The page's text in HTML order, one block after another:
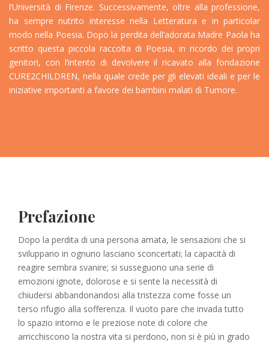
l’Università di Firenze. Successivamente, oltre alla professione,
ha sempre nutrito interesse nella Letteratura e in particolar
modo nella Poesia. Dopo la perdita dell’adorata Madre Paola ha
scritto questa piccola raccolta di Poesia, in ricordo dei propri
genitori, con l’intento di devolvere il ricavato alla fondazione
CURE2CHILDREN, nella quale crede per gli elevati ideali e per le
iniziative importanti a favore dei bambini malati di Tumore.
Prefazione
Dopo la perdita di una persona amata, le sensazioni che si
sviluppano in ognuno lasciano sconcertati; la capacità di
reagire sembra svanire; si susseguono una serie di
emozioni ignote, dolorose e si sente la necessità di
chiudersi abbandonandosi alla tristezza come fosse un
terso rifugio alla sofferenza. Il vuoto pare che invada tutto
lo spazio intorno e le preziose note di colore che
arricchiscono la nostra vita si perdono, non si è più in grado